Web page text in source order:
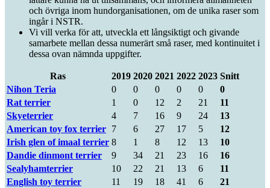
och övriga inom hundorganisationen, om de unika raser som
ingår i NSTR.
Vi vill verka för att, utveckla ett långsiktigt och givande
samarbete mellan dessa numerärt små raser, med kontinuitet i
dessa ovan nämnda uppgifter.
Ras 2019 2020 2021 2022 2023 Snitt
Nihon Teria
0 0 0 0 0
0
Rat terrier
1 0 12 2 21
11
Skyeterrier
4 7 16 9 24
13
American toy fox terrier 7 6 27 17 5
12
Irish glen of imaal terrier 8 1 8 12 13
10
Dandie dinmont terrier
9 34 21 23 16
16
Sealyhamterrier
10 22 21 13 6
11
English toy terrier
11 19 18 41 6
21